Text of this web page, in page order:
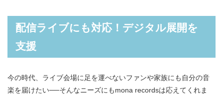
配信ライブにも対応！デジタル展開を
支援
今の時代、ライブ会場に足を運べないファンや家族にも自分の音
楽を届けたい──そんなニーズにもmona recordsは応えてくれま